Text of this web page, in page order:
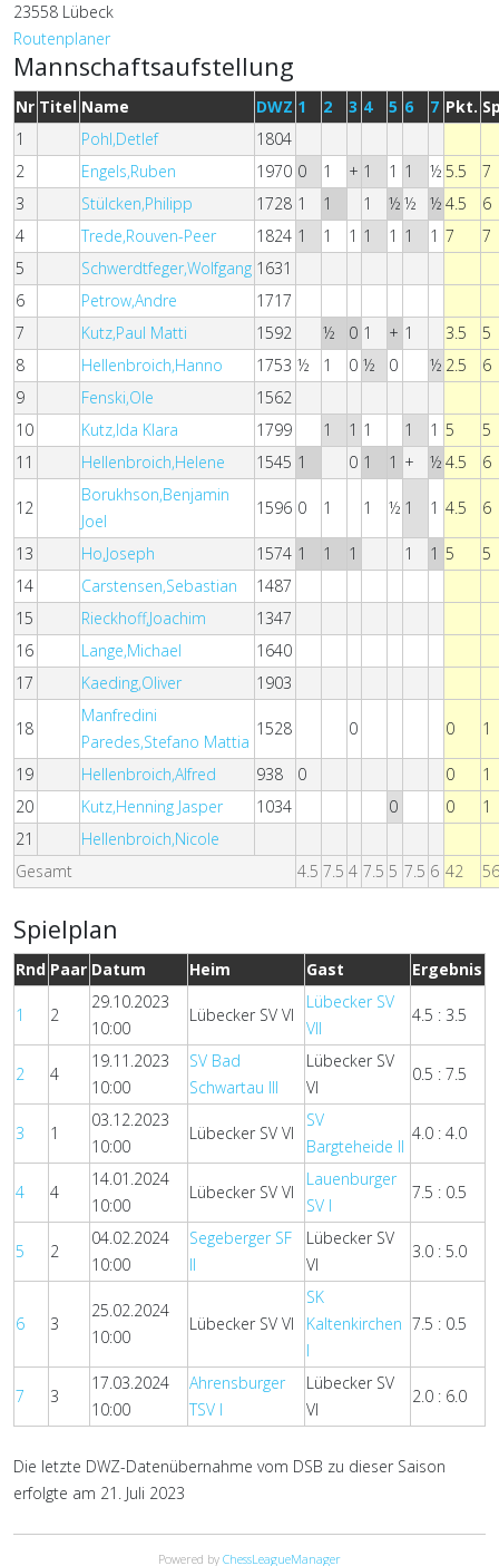
23558 Lübeck
Routenplaner
Mannschaftsaufstellung
Nr Titel Name DWZ 1 2 3 4 5 6 7 Pkt.
1
Pohl,Detlef
1804
2
Engels,Ruben 1970 0 1 + 1 1 1 ½ 5.5
7
3
Stülcken,Philipp 1728 1 1 1 ½ ½ ½ 4.5
6
4
Trede,Rouven-Peer 1824 1 1 1 1 1 1 1 7
7
5
Schwerdtfeger,Wolfgang 1631
6
Petrow,Andre
1717
7
Kutz,Paul Matti 1592 ½ 0 1 + 1 3.5
5
8
Hellenbroich,Hanno 1753 ½ 1 0 ½ 0 ½ 2.5
6
9
Fenski,Ole
1562
10
Kutz,Ida Klara 1799 1 1 1 1 1 5
5
11
Hellenbroich,Helene 1545 1 0 1 1 + ½ 4.5 6
12
Borukhson,Benjamin
Joel
1596 0 1 1 ½ 1 1 4.5 6
13 Ho,Joseph 1574 1 1 1 1 1 5
5
14
Carstensen,Sebastian
1487
15
Rieckhoff,Joachim
1347
16
Lange,Michael
1640
17
Kaeding,Oliver 1903
18
Manfredini
Paredes,Stefano Mattia
1528 0 0 1
19 Hellenbroich,Alfred 938 0 0
1
20
Kutz,Henning Jasper 1034 0 0
1
21
Hellenbroich,Nicole
Gesamt
4.5 7.5 4 7.5 5 7.5 6 42
Spielplan
Rnd Paar Datum Heim Gast Ergebnis
1 2
29.10.2023
10:00
Lübecker SV VI
Lübecker SV
VII
4.5 : 3.5
2 4
19.11.2023
10:00
SV Bad
Schwartau III
Lübecker SV
VI
0.5 : 7.5
3 1
03.12.2023
10:00
Lübecker SV VI
SV
Bargteheide II
4.0 : 4.0
4 4
14.01.2024
10:00
Lübecker SV VI
Lauenburger
SV I
7.5 : 0.5
5 2
04.02.2024
10:00
Segeberger SF
II
Lübecker SV
VI
3.0 : 5.0
6 3
25.02.2024
10:00
Lübecker SV VI
SK
Kaltenkirchen
I
7.5 : 0.5
7 3
17.03.2024
10:00
Ahrensburger
TSV I
Lübecker SV
VI
2.0 : 6.0
Die letzte DWZ-Datenübernahme vom DSB zu dieser Saison
erfolgte am 21. Juli 2023
Powered by ChessLeagueManager